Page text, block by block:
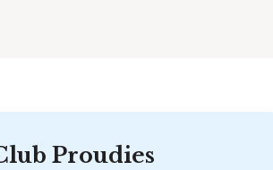
Proudies